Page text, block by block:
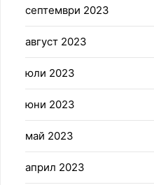
септември 2023
август 2023
юли 2023
юни 2023
май 2023
април 2023